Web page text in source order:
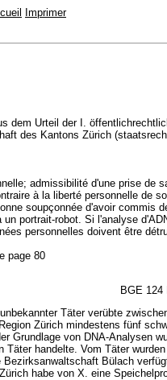
Imprimer
dem Urteil der I.
des Kantons Zürich
admissibilité d'une prise de
à la liberté personnelle de
soupçonnée d'avoir commis
un portrait-robot. Si l'analyse
personnelles doivent être
page 80
BGE 124
Täter verübte
Zürich mindestens fünf
Grundlage von DNA-Analysen
Täter handelte. Vom Täter
Bezirksanwaltschaft Bülach
habe von X. eine